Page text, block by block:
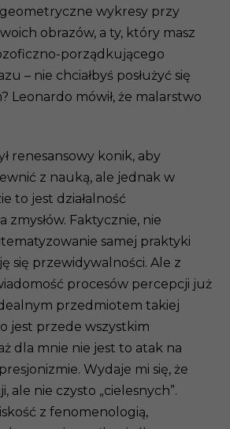
wykresy przy
obrazów, a ty, który masz
porządkującego
– nie chciałbyś posłużyć się
Leonardo mówił, że malarstwo
renesansowy konik, aby
z nauką, ale jednak w
to jest działalność
zmysłów. Faktycznie, nie
samej praktyki
się przewidywalności. Ale z
procesów percepcji już
przedmiotem takiej
jest przede wszystkim
dla mnie nie jest to atak na
Wydaje mi się, że
ale nie czysto „cielesnych”.
z fenomenologią,